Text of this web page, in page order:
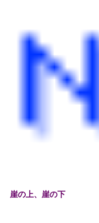
崖の上、崖の下